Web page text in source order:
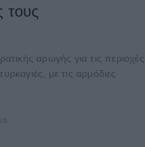
τους
αρωγής για τις περιοχές
με τις αρμόδιες